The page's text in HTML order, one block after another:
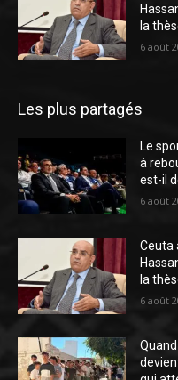
la
6 août
Les plus partagés
Le
à
est-il
6 août
Ceuta
la
6 août